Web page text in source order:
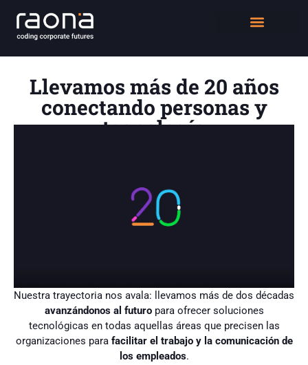
Llevamos más de 20 años
conectando personas y
tecnología
Nuestra trayectoria nos avala: llevamos más de dos décadas
avanzándonos al futuropara ofrecer soluciones
tecnológicas en todas aquellas áreas que precisen las
organizaciones para facilitar el trabajo y la comunicación de
los empleados.